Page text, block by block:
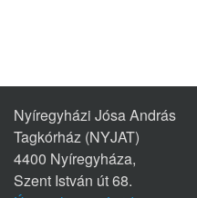
Nyíregyházi Jósa András
Tagkórház (NYJAT)
4400 Nyíregyháza,
Szent István út 68.